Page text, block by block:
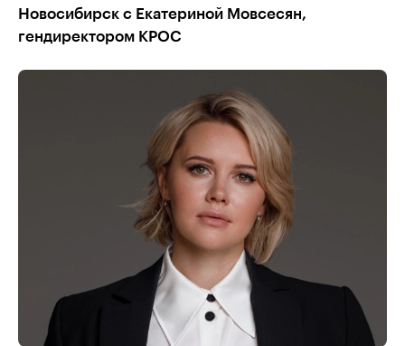
Новосибирск с Екатериной Мовсесян,
гендиректором КРОС